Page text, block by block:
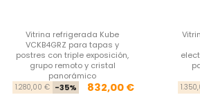
Vitrina refrigerada Kube
VCKB4GRZ para tapas y
postres con triple exposición,
grupo remoto y cristal
panorámico
Precio base
1.280,00 € -35% Precio
832,00 €